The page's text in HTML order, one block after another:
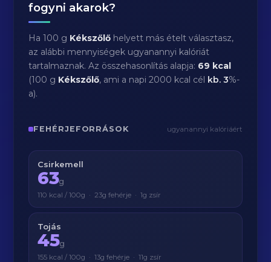
fogyni akarok?
Ha 100 g Kékszőlő helyett más ételt választasz,
az alábbi mennyiségek ugyanannyi kalóriát
tartalmaznak. Az összehasonlítás alapja: 69 kcal
(100 g Kékszőlő, ami a napi 2000 kcal cél kb.3%-
a).
FEHÉRJEFORRÁSOK ugyanannyi kalóriáért
Csirkemell
63g
110 kcal / 100g · 23g fehérje · 1g zsír
Tojás
45g
155 kcal / 100g · 13g fehérje · 11g zsír